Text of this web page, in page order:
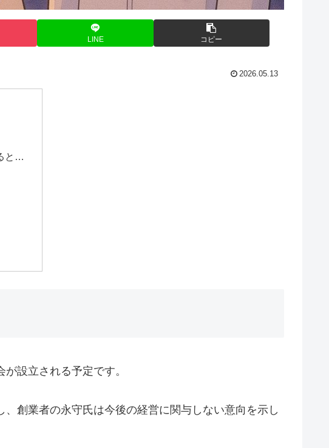
LINE コピー
2026.05.13
と…
設立される予定です。
創業者の永守氏は今後の経営に関与しない意向を示し